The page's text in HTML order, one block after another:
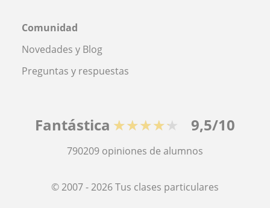
Comunidad
Novedades y Blog
Preguntas y respuestas
Fantástica ★★★★★ 9,5/10
790209 opiniones de alumnos
© 2007 - 2026 Tus clases particulares